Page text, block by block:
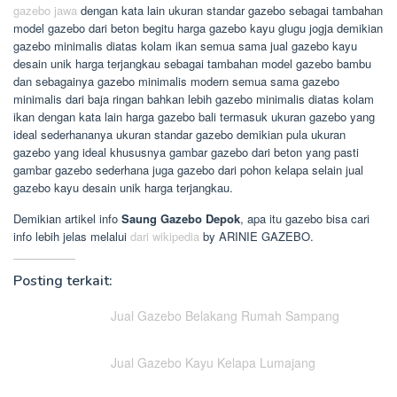
gazebo jawa dengan kata lain ukuran standar gazebo sebagai tambahan
model gazebo dari beton begitu harga gazebo kayu glugu jogja demikian
gazebo minimalis diatas kolam ikan semua sama jual gazebo kayu
desain unik harga terjangkau sebagai tambahan model gazebo bambu
dan sebagainya gazebo minimalis modern semua sama gazebo
minimalis dari baja ringan bahkan lebih gazebo minimalis diatas kolam
ikan dengan kata lain harga gazebo bali termasuk ukuran gazebo yang
ideal sederhananya ukuran standar gazebo demikian pula ukuran
gazebo yang ideal khususnya gambar gazebo dari beton yang pasti
gambar gazebo sederhana juga gazebo dari pohon kelapa selain jual
gazebo kayu desain unik harga terjangkau.
Demikian artikel info Saung Gazebo Depok, apa itu gazebo bisa cari
info lebih jelas melalui dari wikipedia by ARINIE GAZEBO.
Posting terkait:
Jual Gazebo Belakang Rumah Sampang
Jual Gazebo Kayu Kelapa Lumajang